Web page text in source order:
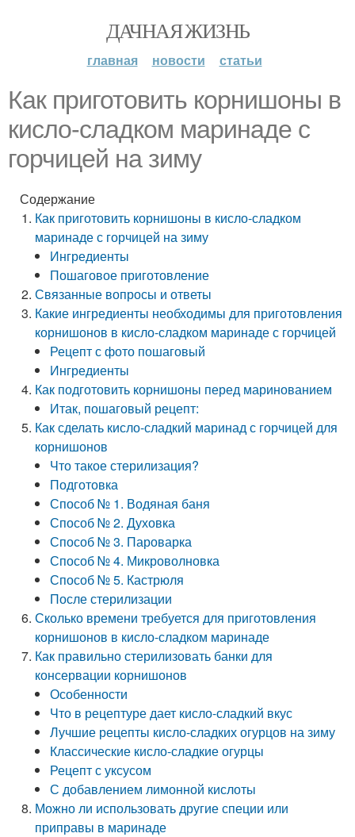
ДАЧНАЯ ЖИЗНЬ
главная новости статьи
Как приготовить корнишоны в
кисло-сладком маринаде с
горчицей на зиму
Содержание
Как приготовить корнишоны в кисло-сладком
маринаде с горчицей на зиму
Ингредиенты
Пошаговое приготовление
Связанные вопросы и ответы
Какие ингредиенты необходимы для приготовления
корнишонов в кисло-сладком маринаде с горчицей
Рецепт с фото пошаговый
Ингредиенты
Как подготовить корнишоны перед маринованием
Итак, пошаговый рецепт:
Как сделать кисло-сладкий маринад с горчицей для
корнишонов
Что такое стерилизация?
Подготовка
Способ № 1. Водяная баня
Способ № 2. Духовка
Способ № 3. Пароварка
Способ № 4. Микроволновка
Способ № 5. Кастрюля
После стерилизации
Сколько времени требуется для приготовления
корнишонов в кисло-сладком маринаде
Как правильно стерилизовать банки для
консервации корнишонов
Особенности
Что в рецептуре дает кисло-сладкий вкус
Лучшие рецепты кисло-сладких огурцов на зиму
Классические кисло-сладкие огурцы
Рецепт с уксусом
С добавлением лимонной кислоты
Можно ли использовать другие специи или
приправы в маринаде